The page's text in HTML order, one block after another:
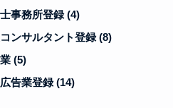
事務所登録(4)
ンサルタント登録(8)
(5)
告業登録(14)